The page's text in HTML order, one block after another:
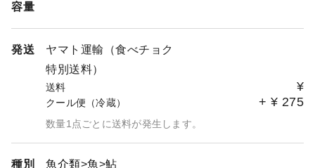
容量
発送
ヤマト運輸（食べチョク
特別送料）
送料 ¥
クール便（冷蔵） + ¥ 275
数量1点ごとに送料が発生します。
種別 魚介類 魚 鮎